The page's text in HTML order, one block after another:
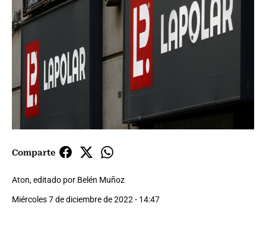
Comparte
Aton, editado por Belén Muñoz
Miércoles 7 de diciembre de 2022 - 14:47